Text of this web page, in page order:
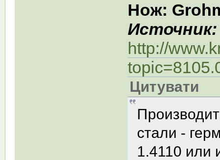
Нож:
Источник:
http://
Цитувати
стали -
1.4110 или